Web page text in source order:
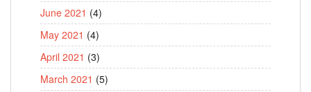
June 2021 (4)
May 2021 (4)
April 2021 (3)
March 2021 (5)